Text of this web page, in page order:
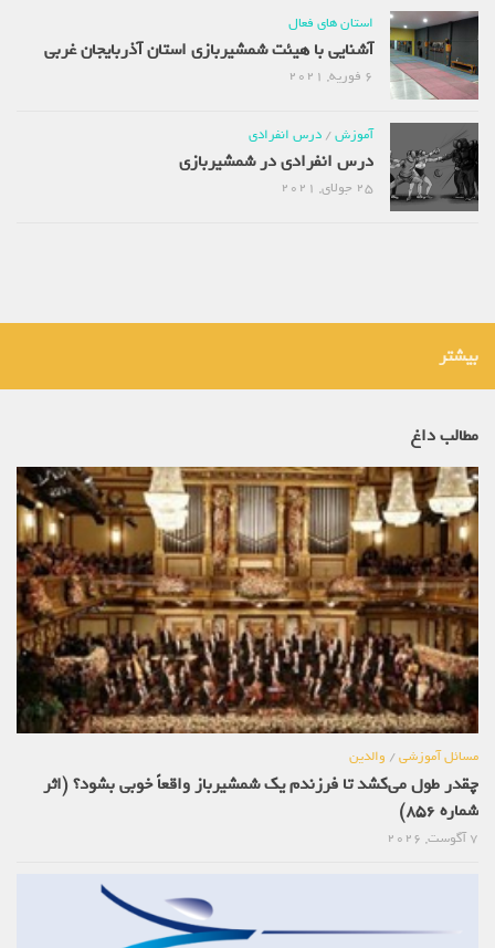
استان های فعال
آشنایی با هیئت شمشیربازی استان آذربایجان غربی
آموزش/درس انفرادی
درس انفرادی در شمشیربازی
بیشتر
مطالب داغ
مسائل آموزشی/والدین
چقدر طول می‌کشد تا فرزندم یک شمشیرباز واقعاً خوبی بشود؟ (اثر
شماره 856)